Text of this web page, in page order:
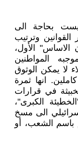
بحاجة الى
وترتيب
الاساس" الأول،
المواطنين
لا يمكن الوثوق
انها ثمرة
في قرارات
الكبرى"،
الى مسخ
باسم الشعب، أو